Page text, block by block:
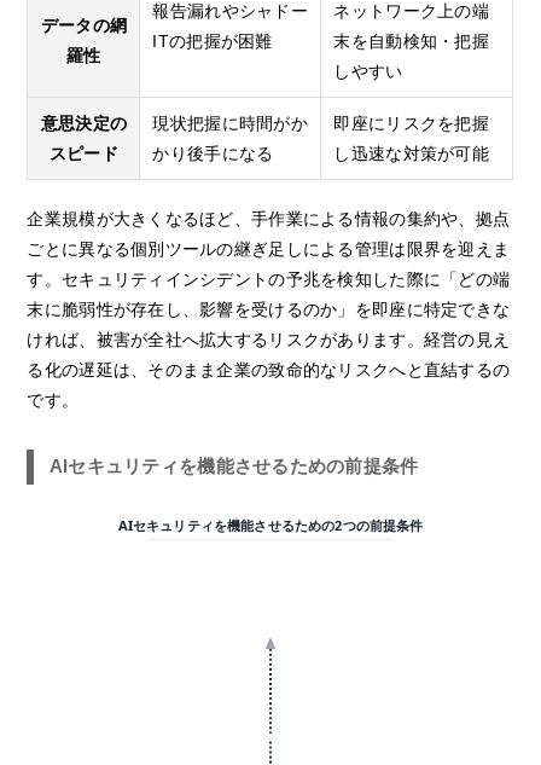
データの網
羅性
報告漏れやシャドー
ITの把握が困難
ネットワーク上の端
末を自動検知・把握
しやすい
意思決定の
スピード
現状把握に時間がか
かり後手になる
即座にリスクを把握
し迅速な対策が可能
企業規模が大きくなるほど、手作業による情報の集約や、拠点
ごとに異なる個別ツールの継ぎ足しによる管理は限界を迎えま
す。セキュリティインシデントの予兆を検知した際に「どの端
末に脆弱性が存在し、影響を受けるのか」を即座に特定できな
ければ、被害が全社へ拡大するリスクがあります。経営の見え
る化の遅延は、そのまま企業の致命的なリスクへと直結するの
です。
AIセキュリティを機能させるための前提条件
AIセキュリティを機能させるための2つの前提条件
+